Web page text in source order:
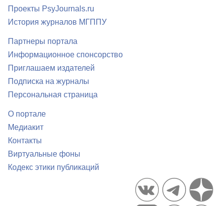
Проекты PsyJournals.ru
История журналов МГППУ
Партнеры портала
Информационное спонсорство
Приглашаем издателей
Подписка на журналы
Персональная страница
О портале
Медиакит
Контакты
Виртуальные фоны
Кодекс этики публикаций